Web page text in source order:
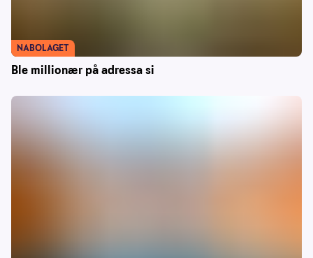
Ble millionær på adressa si
NABOLAGET